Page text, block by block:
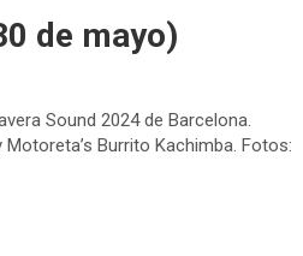
de mayo)
Sound 2024 de Barcelona.
Burrito Kachimba. Fotos: